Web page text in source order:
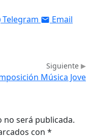
Telegram Email
Siguiente
Música Jove
será publicada.
con *